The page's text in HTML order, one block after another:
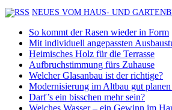
NEUES VOM HAUS- UND
So kommt der Rasen wieder in Form
Mit individuell angepassten
Heimisches Holz für die Terrasse
Aufbruchstimmung fürs Zuhause
Welcher Glasanbau ist der richtige?
Modernisierung im Altbau gut
Darf’s ein bisschen mehr sein?
Weiches Wasser – ein Gewinn im